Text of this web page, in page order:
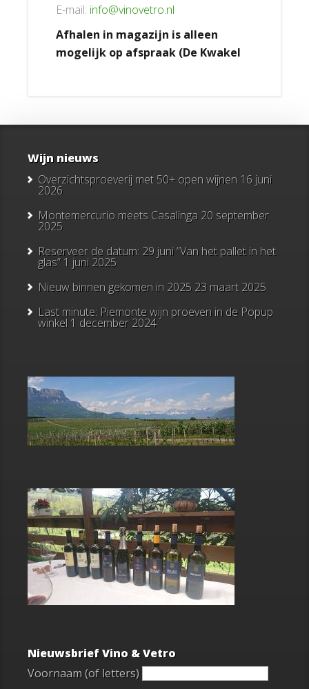
E-mail: info@vinovetro.nl
Afhalen in magazijn is alleen
mogelijk op afspraak (De Kwakel
Wijn nieuws
Overzichtsproeverij met 50+ open wijnen 16 juni
2026
Montemercurio meets Casalinga 20 september
2025
Reserveer de datum: 29 juni “Van het pallet in het
glas” 1 juni 2025
Nieuw binnen gekomen in 2025 23 maart 2025
Last minute: Piemonte wijn proeven in de Popup
winkel 1 december 2024
Nieuwsbrief Vino & Vetro
Voornaam (of letters)